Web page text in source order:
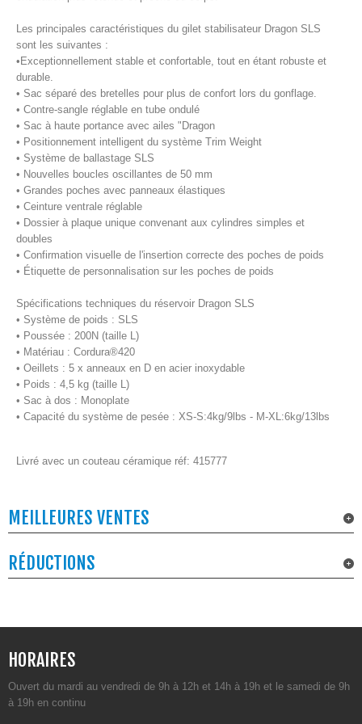
Les principales caractéristiques du gilet stabilisateur Dragon SLS
sont les suivantes :
•Exceptionnellement stable et confortable, tout en étant robuste et
durable.
• Sac séparé des bretelles pour plus de confort lors du gonflage.
• Contre-sangle réglable en tube ondulé
• Sac à haute portance avec ailes "Dragon
• Positionnement intelligent du système Trim Weight
• Système de ballastage SLS
• Nouvelles boucles oscillantes de 50 mm
• Grandes poches avec panneaux élastiques
• Ceinture ventrale réglable
• Dossier à plaque unique convenant aux cylindres simples et
doubles
• Confirmation visuelle de l'insertion correcte des poches de poids
• Étiquette de personnalisation sur les poches de poids
Spécifications techniques du réservoir Dragon SLS
• Système de poids : SLS
• Poussée : 200N (taille L)
• Matériau : Cordura®420
• Oeillets : 5 x anneaux en D en acier inoxydable
• Poids : 4,5 kg (taille L)
• Sac à dos : Monoplate
• Capacité du système de pesée : XS-S:4kg/9lbs - M-XL:6kg/13lbs
Livré avec un couteau céramique réf: 415777
MEILLEURES VENTES
RÉDUCTIONS
HORAIRES
Ouvert du mardi au vendredi de 9h à 12h et 14h à 19h et le samedi de 9h
à 19h en continu